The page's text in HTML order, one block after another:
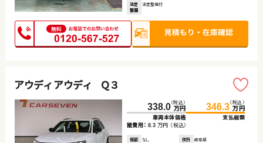
法定
整備
法定整備付
アウディ アウディ Ｑ３
338.0（税込）
万円
車両本体価格
346.3（税込）
万円
支払総額
諸費用： 8.3 万円 （税込）
保証 なし 住所
岐阜県